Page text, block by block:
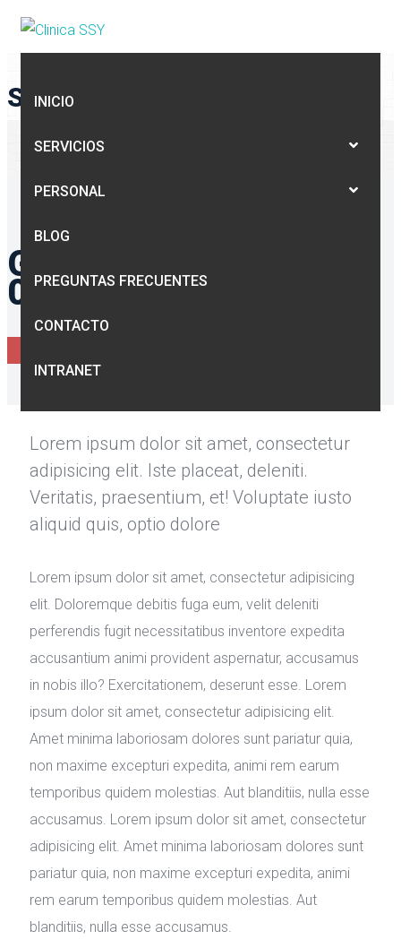
INICIO
SERVICIOS
PERSONAL
BLOG
PREGUNTAS FRECUENTES
CONTACTO
INTRANET
SINGLE GALLERY
GALLERY THERAPIST
01
Lorem ipsum dolor sit amet, consectetur
adipisicing elit. Iste placeat, deleniti.
Veritatis, praesentium, et! Voluptate iusto
aliquid quis, optio dolore
Lorem ipsum dolor sit amet, consectetur adipisicing
elit. Doloremque debitis fuga eum, velit deleniti
perferendis fugit necessitatibus inventore expedita
accusantium animi provident aspernatur, accusamus
in nobis illo? Exercitationem, deserunt esse. Lorem
ipsum dolor sit amet, consectetur adipisicing elit.
Amet minima laboriosam dolores sunt pariatur quia,
non maxime excepturi expedita, animi rem earum
temporibus quidem molestias. Aut blanditiis, nulla esse
accusamus. Lorem ipsum dolor sit amet, consectetur
adipisicing elit. Amet minima laboriosam dolores sunt
pariatur quia, non maxime excepturi expedita, animi
rem earum temporibus quidem molestias. Aut
blanditiis, nulla esse accusamus.